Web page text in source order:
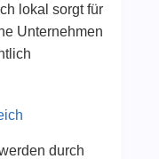
lokal sorgt für
Unternehmen
durch